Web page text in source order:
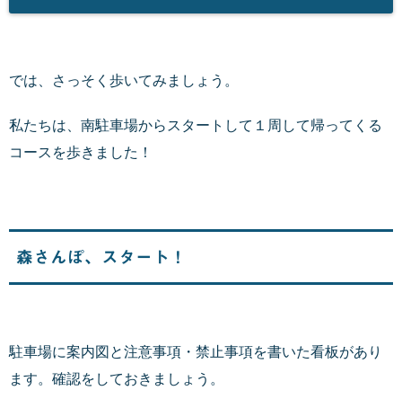
では、さっそく歩いてみましょう。
私たちは、南駐車場からスタートして１周して帰ってくる
コースを歩きました！
森さんぽ、スタート！
駐車場に案内図と注意事項・禁止事項を書いた看板があり
ます。確認をしておきましょう。